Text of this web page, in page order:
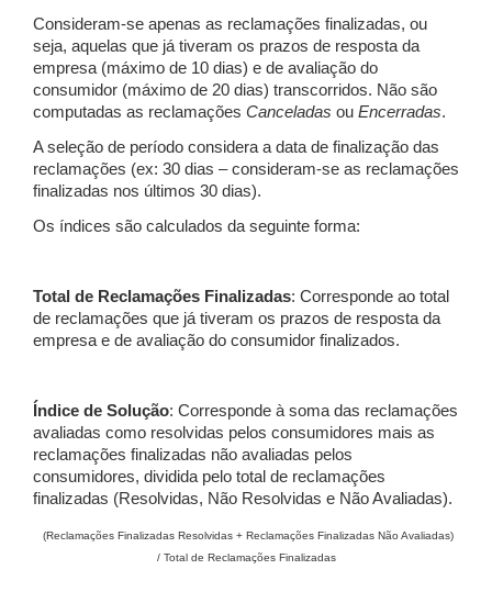
Consideram-se apenas as reclamações finalizadas, ou
seja, aquelas que já tiveram os prazos de resposta da
empresa (máximo de 10 dias) e de avaliação do
consumidor (máximo de 20 dias) transcorridos. Não são
computadas as reclamações Canceladas ou Encerradas.
A seleção de período considera a data de finalização das
reclamações (ex: 30 dias – consideram-se as reclamações
finalizadas nos últimos 30 dias).
Os índices são calculados da seguinte forma:
Total de Reclamações Finalizadas: Corresponde ao total
de reclamações que já tiveram os prazos de resposta da
empresa e de avaliação do consumidor finalizados.
Índice de Solução: Corresponde à soma das reclamações
avaliadas como resolvidas pelos consumidores mais as
reclamações finalizadas não avaliadas pelos
consumidores, dividida pelo total de reclamações
finalizadas (Resolvidas, Não Resolvidas e Não Avaliadas).
(Reclamações Finalizadas Resolvidas + Reclamações Finalizadas Não Avaliadas)
/ Total de Reclamações Finalizadas